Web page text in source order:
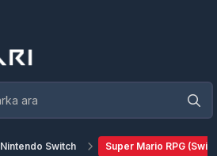
Nintendo Switch Super Mario RPG